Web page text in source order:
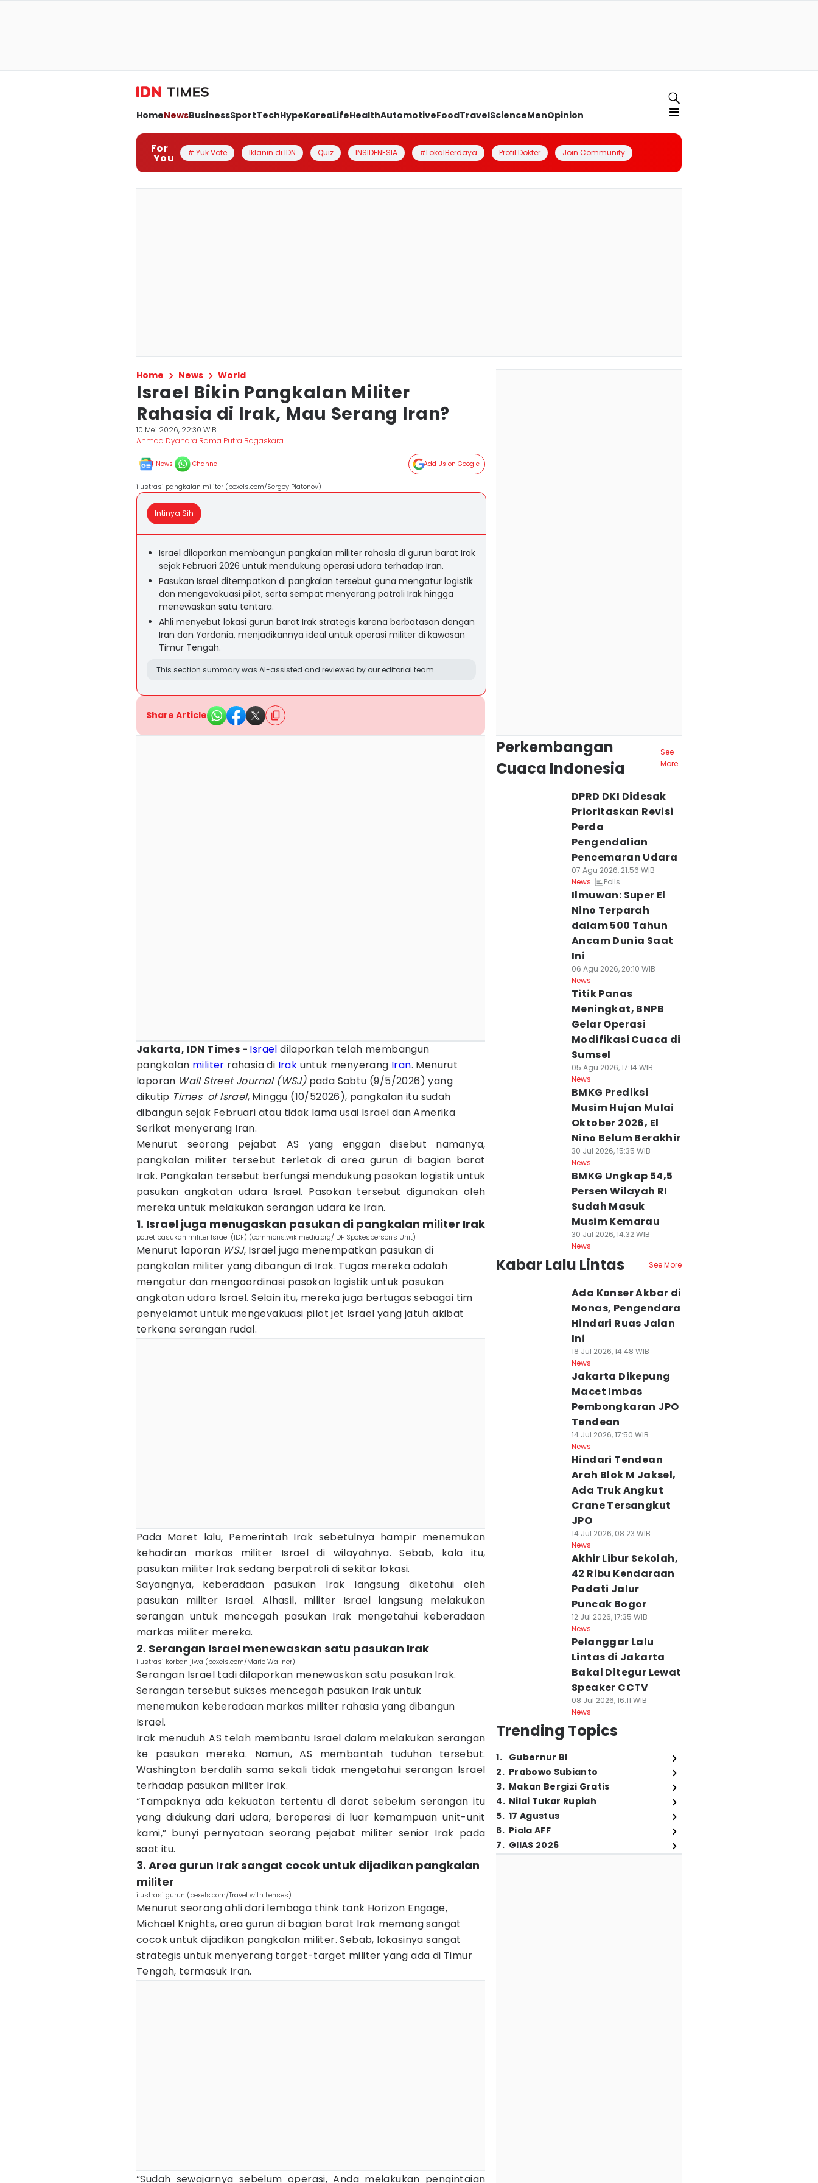
HomeNewsBusinessSportTechHypeKoreaLifeHealthAutomotiveFoodTravelScienceMenOpinion
For
You # Yuk Vote Iklanin di IDN Quiz INSIDENESIA #LokalBerdaya Profil Dokter Join Community
Home News World
Israel Bikin Pangkalan Militer
Rahasia di Irak, Mau Serang Iran?
10 Mei 2026, 22:30 WIB
Ahmad Dyandra Rama Putra Bagaskara
News Channel Add Us on Google
ilustrasi pangkalan militer (pexels.com/Sergey Platonov)
Intinya Sih
Israel dilaporkan membangun pangkalan militer rahasia di gurun barat Irak
sejak Februari 2026 untuk mendukung operasi udara terhadap Iran.
Pasukan Israel ditempatkan di pangkalan tersebut guna mengatur logistik
dan mengevakuasi pilot, serta sempat menyerang patroli Irak hingga
menewaskan satu tentara.
Ahli menyebut lokasi gurun barat Irak strategis karena berbatasan dengan
Iran dan Yordania, menjadikannya ideal untuk operasi militer di kawasan
Timur Tengah.
This section summary was AI-assisted and reviewed by our editorial team.
Share Article
Jakarta, IDN Times - Israel dilaporkan telah membangun
pangkalan militer rahasia di Irak untuk menyerang Iran. Menurut
laporan Wall Street Journal (WSJ) pada Sabtu (9/5/2026) yang
dikutip Times of Israel, Minggu (10/52026), pangkalan itu sudah
dibangun sejak Februari atau tidak lama usai Israel dan Amerika
Serikat menyerang Iran.
Menurut seorang pejabat AS yang enggan disebut namanya,
pangkalan militer tersebut terletak di area gurun di bagian barat
Irak. Pangkalan tersebut berfungsi mendukung pasokan logistik untuk
pasukan angkatan udara Israel. Pasokan tersebut digunakan oleh
mereka untuk melakukan serangan udara ke Iran.
1. Israel juga menugaskan pasukan di pangkalan militer Irak
potret pasukan militer Israel (IDF) (commons.wikimedia.org/IDF Spokesperson's Unit)
Menurut laporan WSJ, Israel juga menempatkan pasukan di
pangkalan militer yang dibangun di Irak. Tugas mereka adalah
mengatur dan mengoordinasi pasokan logistik untuk pasukan
angkatan udara Israel. Selain itu, mereka juga bertugas sebagai tim
penyelamat untuk mengevakuasi pilot jet Israel yang jatuh akibat
terkena serangan rudal.
Pada Maret lalu, Pemerintah Irak sebetulnya hampir menemukan
kehadiran markas militer Israel di wilayahnya. Sebab, kala itu,
pasukan militer Irak sedang berpatroli di sekitar lokasi.
Sayangnya, keberadaan pasukan Irak langsung diketahui oleh
pasukan militer Israel. Alhasil, militer Israel langsung melakukan
serangan untuk mencegah pasukan Irak mengetahui keberadaan
markas militer mereka.
2. Serangan Israel menewaskan satu pasukan Irak
ilustrasi korban jiwa (pexels.com/Mario Wallner)
Serangan Israel tadi dilaporkan menewaskan satu pasukan Irak.
Serangan tersebut sukses mencegah pasukan Irak untuk
menemukan keberadaan markas militer rahasia yang dibangun
Israel.
Irak menuduh AS telah membantu Israel dalam melakukan serangan
ke pasukan mereka. Namun, AS membantah tuduhan tersebut.
Washington berdalih sama sekali tidak mengetahui serangan Israel
terhadap pasukan militer Irak.
“Tampaknya ada kekuatan tertentu di darat sebelum serangan itu
yang didukung dari udara, beroperasi di luar kemampuan unit-unit
kami,” bunyi pernyataan seorang pejabat militer senior Irak pada
saat itu.
3. Area gurun Irak sangat cocok untuk dijadikan pangkalan
militer
ilustrasi gurun (pexels.com/Travel with Lenses)
Menurut seorang ahli dari lembaga think tank Horizon Engage,
Michael Knights, area gurun di bagian barat Irak memang sangat
cocok untuk dijadikan pangkalan militer. Sebab, lokasinya sangat
strategis untuk menyerang target-target militer yang ada di Timur
Tengah, termasuk Iran.
“Sudah sewajarnya sebelum operasi, Anda melakukan pengintaian
Perkembangan
Cuaca Indonesia
See
More
DPRD DKI Didesak
Prioritaskan Revisi
Perda
Pengendalian
Pencemaran Udara
07 Agu 2026, 21:56 WIB
News
Polls
Ilmuwan: Super El
Nino Terparah
dalam 500 Tahun
Ancam Dunia Saat
Ini
06 Agu 2026, 20:10 WIB
News
Titik Panas
Meningkat, BNPB
Gelar Operasi
Modifikasi Cuaca di
Sumsel
05 Agu 2026, 17:14 WIB
News
BMKG Prediksi
Musim Hujan Mulai
Oktober 2026, El
Nino Belum Berakhir
30 Jul 2026, 15:35 WIB
News
BMKG Ungkap 54,5
Persen Wilayah RI
Sudah Masuk
Musim Kemarau
30 Jul 2026, 14:32 WIB
News
Kabar Lalu Lintas See More
Ada Konser Akbar di
Monas, Pengendara
Hindari Ruas Jalan
Ini
18 Jul 2026, 14:48 WIB
News
Jakarta Dikepung
Macet Imbas
Pembongkaran JPO
Tendean
14 Jul 2026, 17:50 WIB
News
Hindari Tendean
Arah Blok M Jaksel,
Ada Truk Angkut
Crane Tersangkut
JPO
14 Jul 2026, 08:23 WIB
News
Akhir Libur Sekolah,
42 Ribu Kendaraan
Padati Jalur
Puncak Bogor
12 Jul 2026, 17:35 WIB
News
Pelanggar Lalu
Lintas di Jakarta
Bakal Ditegur Lewat
Speaker CCTV
08 Jul 2026, 16:11 WIB
News
Trending Topics
1. Gubernur BI
2. Prabowo Subianto
3. Makan Bergizi Gratis
4. Nilai Tukar Rupiah
5. 17 Agustus
6. Piala AFF
7. GIIAS 2026